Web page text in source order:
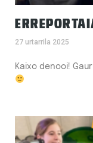
27 urtarrila 2025
Kaixo denooi!